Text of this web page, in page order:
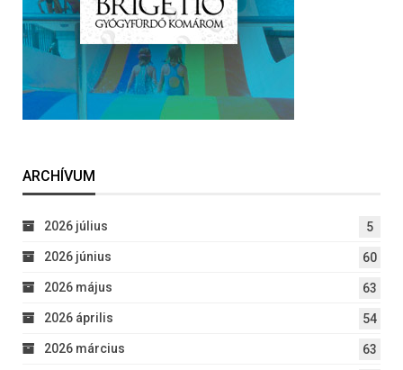
ARCHÍVUM
2026 július 5
2026 június 60
2026 május 63
2026 április 54
2026 március 63